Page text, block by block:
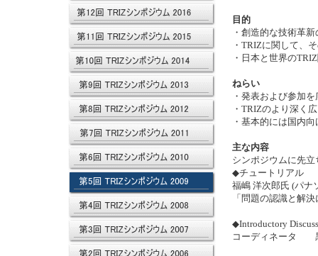
目的
・創造的な技術革
・TRIZに関して、
・日本と世界の
ねらい
・発表および参加
・TRIZのより深く
・基本的には国内
主な内容
シンポジウムに先
◆チュートリアル
福嶋 洋次郎氏 (パナ
「問題の認識と解
◆Introductory
コーディネータ